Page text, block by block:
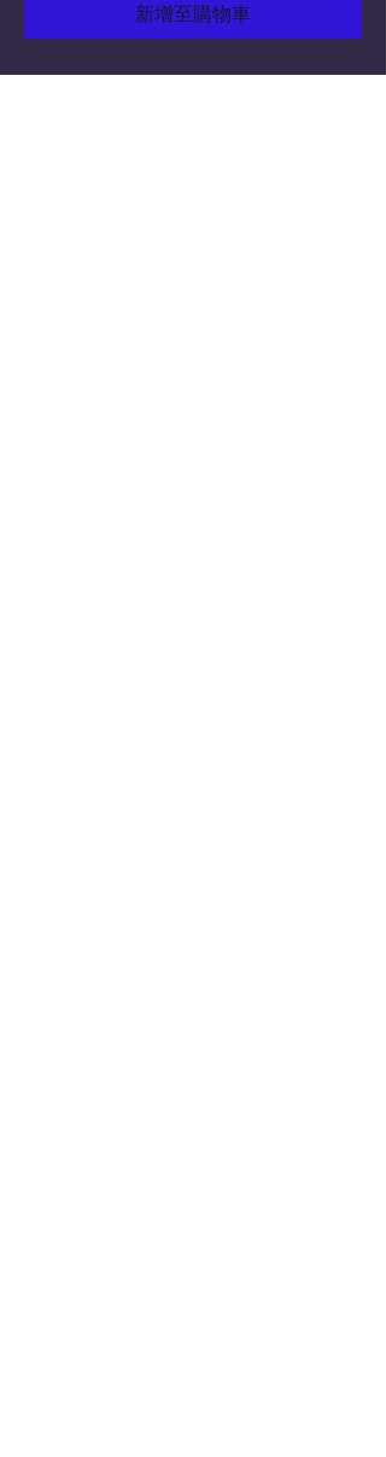
新增至購物車